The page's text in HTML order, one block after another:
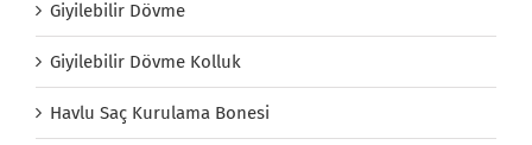
Giyilebilir Dövme
Giyilebilir Dövme Kolluk
Havlu Saç Kurulama Bonesi